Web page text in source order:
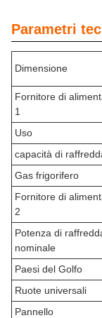
Parametri
Dimensione
Fornitore di
1
Uso
capacità di
Gas frigorifero
Fornitore di
2
Potenza di
nominale
Paesi del Golfo
Ruote universali
Pannello